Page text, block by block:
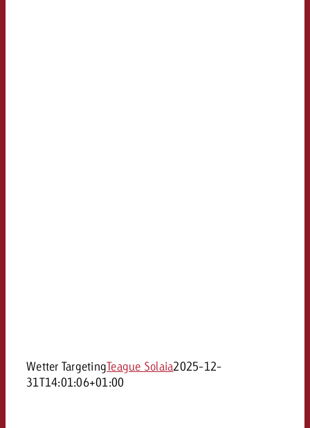
Wetter TargetingTeague Solaia2025-12-
31T14:01:06+01:00